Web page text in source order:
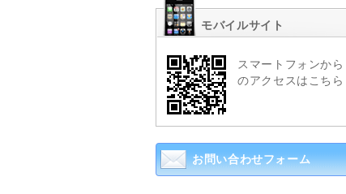
モバイルサイト
スマートフォンから
のアクセスはこちら
お問い合わせフォーム